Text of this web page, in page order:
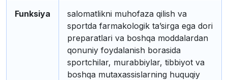
Funksiya
salomatlikni muhofaza qilish va
sportda farmakologik ta’sirga ega dori
preparatlari va boshqa moddalardan
qonuniy foydalanish borasida
sportchilar, murabbiylar, tibbiyot va
boshqa mutaxassislarning huquqiy